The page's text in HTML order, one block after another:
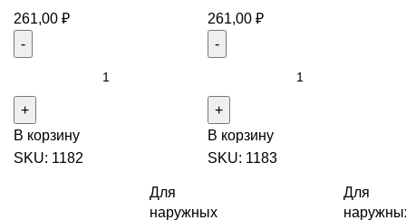
261,00 ₽
В корзину
SKU: 1182
Для
наружных
261,00 ₽
В корзину
SKU: 1183
Для